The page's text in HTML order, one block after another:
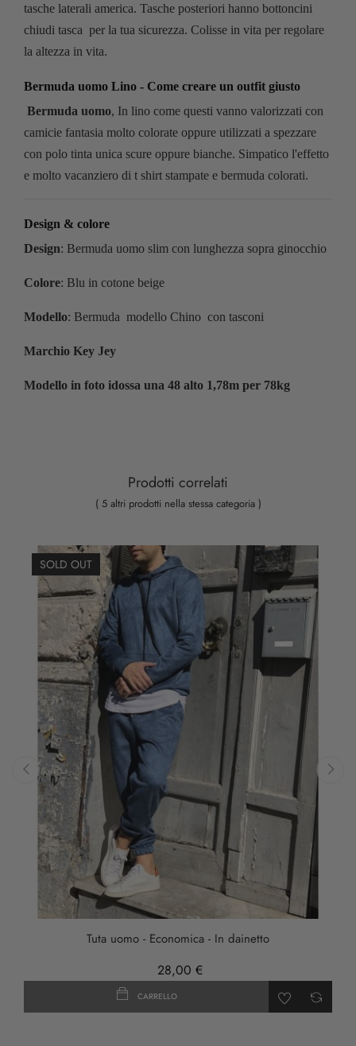
tasche laterali america. Tasche posteriori hanno bottoncini
chiudi tasca per la tua sicurezza. Colisse in vita per regolare
la altezza in vita.
Bermuda uomo Lino - Come creare un outfit giusto
Bermuda uomo, In lino come questi vanno valorizzati con
camicie fantasia molto colorate oppure utilizzati a spezzare
con polo tinta unica scure oppure bianche. Simpatico l'effetto
e molto vacanziero di t shirt stampate e bermuda colorati.
Design & colore
Design: Bermuda uomo slim con lunghezza sopra ginocchio
Colore: Blu in cotone beige
Modello: Bermuda modello Chino con tasconi
Marchio Key Jey
Modello in foto idossa una 48 alto 1,78m per 78kg
Prodotti correlati
( 5 altri prodotti nella stessa categoria )
SOLD OUT
Tuta uomo - Economica - In dainetto
28,00 €
CARRELLO